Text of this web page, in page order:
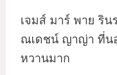
เจมส์ มาร์ พาย ริน
ณเดชน์ ญาญ่า ที่น
หวานมาก